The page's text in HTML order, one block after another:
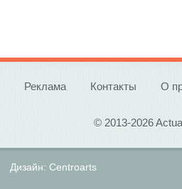
Реклама Контакты О
© 2013-2026
Дизайн: Centroarts